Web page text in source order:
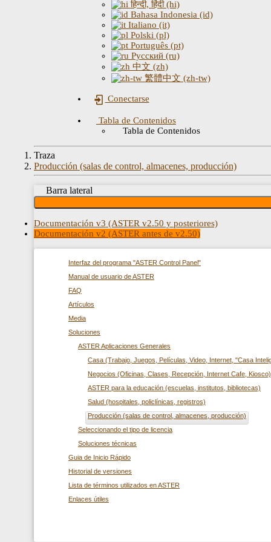
हिन्दी, हिंदी (hi)
Bahasa Indonesia (id)
Italiano (it)
Polski (pl)
Português (pt)
Русский (ru)
中文 (zh)
繁體中文 (zh-tw)
Conectarse
Tabla de Contenidos
Tabla de Contenidos
Traza
Producción (salas de control, almacenes, producción)
Barra lateral
Documentación v3 (ASTER v2.50 y posteriores)
Documentación v2 (ASTER antes de v2.50)
Interfaz del programa "ASTER Control Panel"
Manual de usuario de ASTER
FAQ
Artículos
Media
Soluciones
ASTER Aplicaciones Generales
Casa (Trabajo, Juegos, Películas, Video, Internet, "Casa
Negocios (Oficinas, Clases, Recepción, Internet Cafe, Kiosco)
ASTER para la educación (escuelas, institutos, bibliotecas)
Salud (hospitales, policlínicas, registros)
Producción (salas de control, almacenes, producción)
Seleccionando el tipo de licencia
Soluciones técnicas
Guia de Inicio Rápido
Historial de versiones
Lista de términos utilizados en ASTER
Enlaces útiles